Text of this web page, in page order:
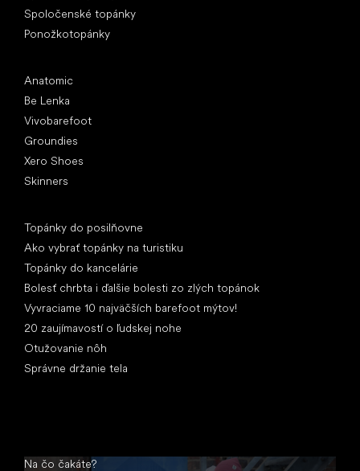
Spoločenské topánky
Ponožkotopánky
Anatomic
Be Lenka
Vivobarefoot
Groundies
Xero Shoes
Skinners
Topánky do posilňovne
Ako vybrať topánky na turistiku
Topánky do kancelárie
Bolesť chrbta i ďalšie bolesti zo zlých topánok
Vyvraciame 10 najväčších barefoot mýtov!
20 zaujímavostí o ľudskej nohe
Otužovanie nôh
Správne držanie tela
Na čo čakáte?